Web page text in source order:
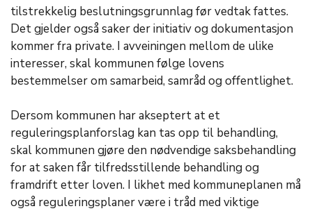
tilstrekkelig beslutningsgrunnlag før vedtak fattes.
Det gjelder også saker der initiativ og dokumentasjon
kommer fra private. I avveiningen mellom de ulike
interesser, skal kommunen følge lovens
bestemmelser om samarbeid, samråd og offentlighet.
Dersom kommunen har akseptert at et
reguleringsplanforslag kan tas opp til behandling,
skal kommunen gjøre den nødvendige saksbehandling
for at saken får tilfredsstillende behandling og
framdrift etter loven. I likhet med kommuneplanen må
også reguleringsplaner være i tråd med viktige